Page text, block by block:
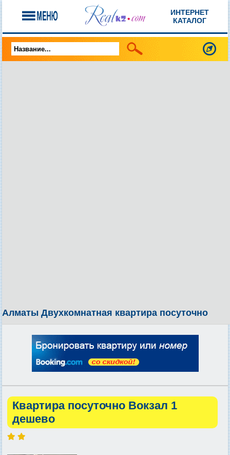
ИНТЕРНЕТ
КАТАЛОГ
Алматы Двухкомнатная квартира посуточно
Квартира посуточно Вокзал 1
дешево